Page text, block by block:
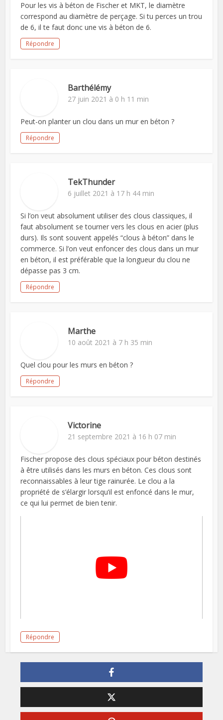
Pour les vis à béton de Fischer et MKT, le diamètre
correspond au diamètre de perçage. Si tu perces un trou
de 6, il te faut donc une vis à béton de 6.
Répondre
Barthélémy
27 juin 2021 à 0 h 11 min
Peut-on planter un clou dans un mur en béton ?
Répondre
TekThunder
6 juillet 2021 à 17 h 44 min
Si l’on veut absolument utiliser des clous classiques, il
faut absolument se tourner vers les clous en acier (plus
durs). Ils sont souvent appelés “clous à béton” dans le
commerce. Si l’on veut enfoncer des clous dans un mur
en béton, il est préférable que la longueur du clou ne
dépasse pas 3 cm.
Répondre
Marthe
10 août 2021 à 7 h 35 min
Quel clou pour les murs en béton ?
Répondre
Victorine
21 septembre 2021 à 16 h 07 min
Fischer propose des clous spéciaux pour béton destinés
à être utilisés dans les murs en béton. Ces clous sont
reconnaissables à leur tige rainurée. Le clou a la
propriété de s’élargir lorsqu’il est enfoncé dans le mur,
ce qui lui permet de bien tenir.
Répondre